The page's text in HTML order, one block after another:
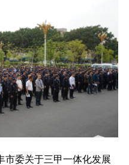
委关于三甲一体化发展